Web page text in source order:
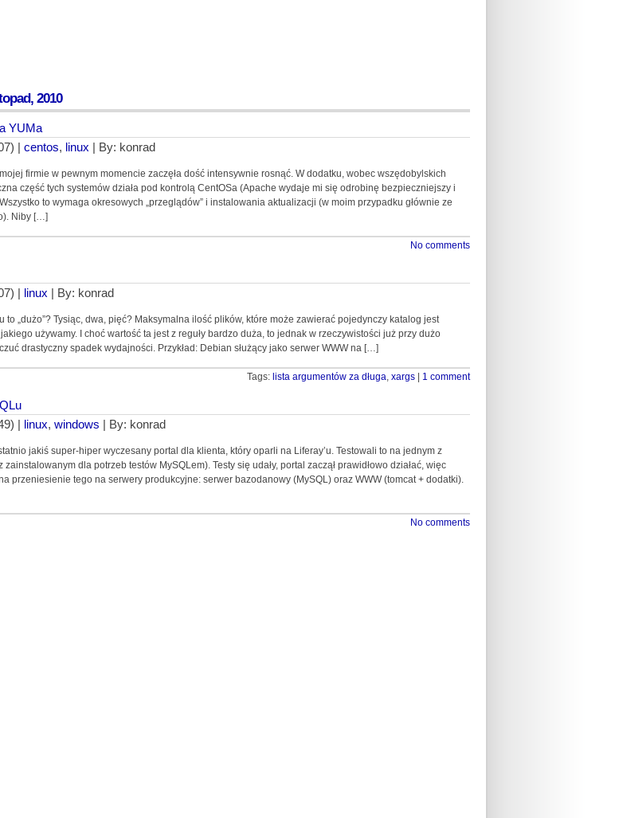
2010
YUMa
| centos, linux | By: konrad
firmie w pewnym momencie zaczęła dość intensywnie rosnąć. W dodatku, wobec wszędobylskich
część tych systemów działa pod kontrolą CentOSa (Apache wydaje mi się odrobinę bezpieczniejszy i
to wymaga okresowych „przeglądów” i instalowania aktualizacji (w moim przypadku głównie ze
Niby […]
No comments
|
linux | By: konrad
to „dużo”? Tysiąc, dwa, pięć? Maksymalna ilość plików, które może zawierać pojedynczy katalog jest
używamy. I choć wartość ta jest z reguły bardzo duża, to jednak w rzeczywistości już przy dużo
drastyczny spadek wydajności. Przykład: Debian służący jako serwer WWW na […]
Tags: lista argumentów za długa, xargs 1 comment
|
linux, windows | By: konrad
jakiś super-hiper wyczesany portal dla klienta, który oparli na Liferay’u. Testowali to na jednym z
dla potrzeb testów MySQLem). Testy się udały, portal zaczął prawidłowo działać, więc
przeniesienie tego na serwery produkcyjne: serwer bazodanowy (MySQL) oraz WWW (tomcat + dodatki).
No comments